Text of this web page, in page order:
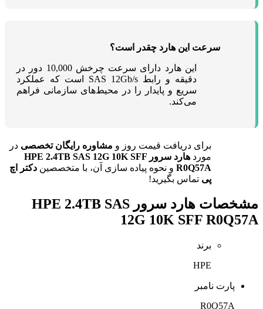
سرعت این هارد چقدر است؟
این هارد دارای سرعت چرخش 10,000 دور در
دقیقه و رابط SAS 12Gb/s است که عملکرد
سریع و پایدار را در محیط‌های سازمانی فراهم
می‌کند.
برای دریافت قیمت روز و مشاوره رایگان تخصصی در
مورد
هارد سرور HPE 2.4TB SAS 12G 10K SFF
R0Q57A و نحوه پیاده سازی آن، با متخصصین دکتر اچ
پی تماس بگیرید!
مشخصات
هارد سرور HPE 2.4TB SAS
12G 10K SFF R0Q57A
برند
HPE
پارت نامبر
R0Q57A